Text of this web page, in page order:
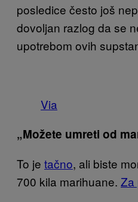
posledice često još
dovoljan razlog da se
upotrebom ovih
Via
„Možete umreti od
To je tačno, ali biste
700 kila marihuane. Za